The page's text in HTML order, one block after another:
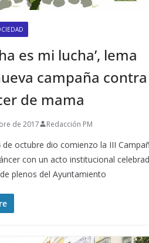
es mi lucha’, lema
campaña contra
de mama
de 2017 Redacción PM
de octubre dio comienzo la III
con un acto institucional
plenos del Ayuntamiento